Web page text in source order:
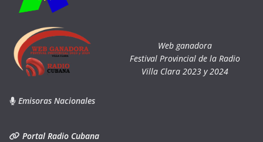
Web ganadora
Festival Provincial de la Radio
Villa Clara 2023 y 2024
Emisoras Nacionales
Portal Radio Cubana